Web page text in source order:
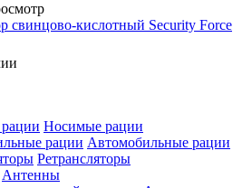
свинцово-кислотный Security Force
Носимые рации
Автомобильные рации
Ретрансляторы
Антенны